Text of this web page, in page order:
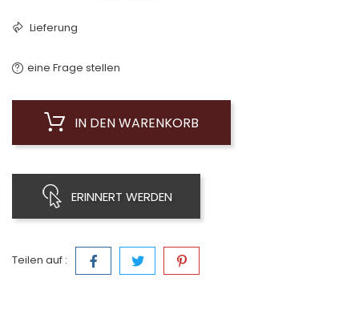
Lieferung
eine Frage stellen
IN DEN WARENKORB
ERINNERT WERDEN
Teilen auf :